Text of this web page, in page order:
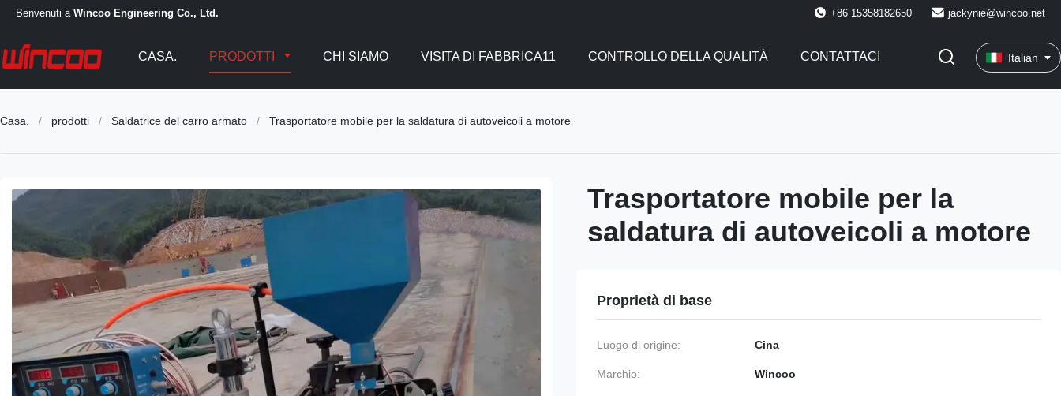
Benvenuti a Wincoo Engineering Co., Ltd. +86 15358182650 jackynie@wincoo.net
CASA. PRODOTTI CHI SIAMO VISITA DI FABBRICA11 CONTROLLO DELLA QUALITÀ CONTATTACI Italian
Casa. / prodotti / Saldatrice del carro armato / Trasportatore mobile per la saldatura di autoveicoli a motore
Trasportatore mobile per la
saldatura di autoveicoli a motore
Proprietà di base
Luogo di origine: Cina
Marchio: Wincoo